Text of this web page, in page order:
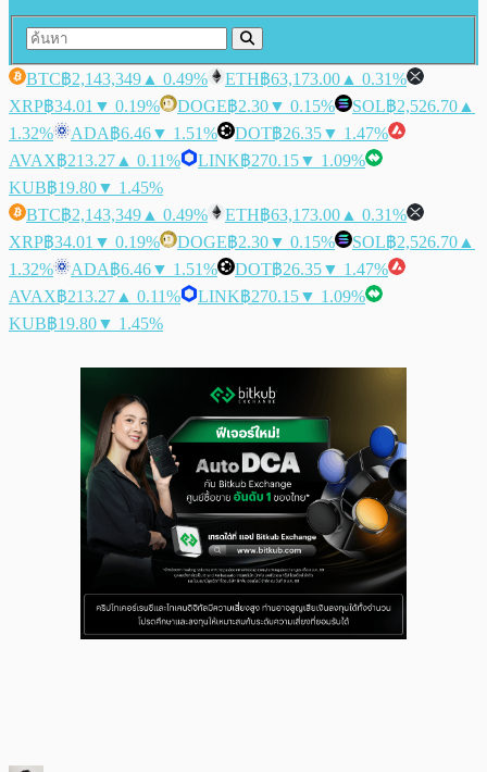
BTC฿2,143,349 ▲ 0.49% ETH฿63,173.00 ▲ 0.31%
XRP฿34.01 ▼ 0.19% DOGE฿2.30▼ 0.15% SOL฿2,526.70 ▲
1.32%
ADA฿6.46▼ 1.51% DOT฿26.35▼ 1.47%
AVAX฿213.27 ▲ 0.11% LINK฿270.15▼ 1.09%
KUB฿19.80▼ 1.45%
BTC฿2,143,349 ▲ 0.49% ETH฿63,173.00 ▲ 0.31%
XRP฿34.01 ▼ 0.19% DOGE฿2.30▼ 0.15% SOL฿2,526.70 ▲
1.32%
ADA฿6.46▼ 1.51% DOT฿26.35▼ 1.47%
AVAX฿213.27 ▲ 0.11% LINK฿270.15▼ 1.09%
KUB฿19.80▼ 1.45%